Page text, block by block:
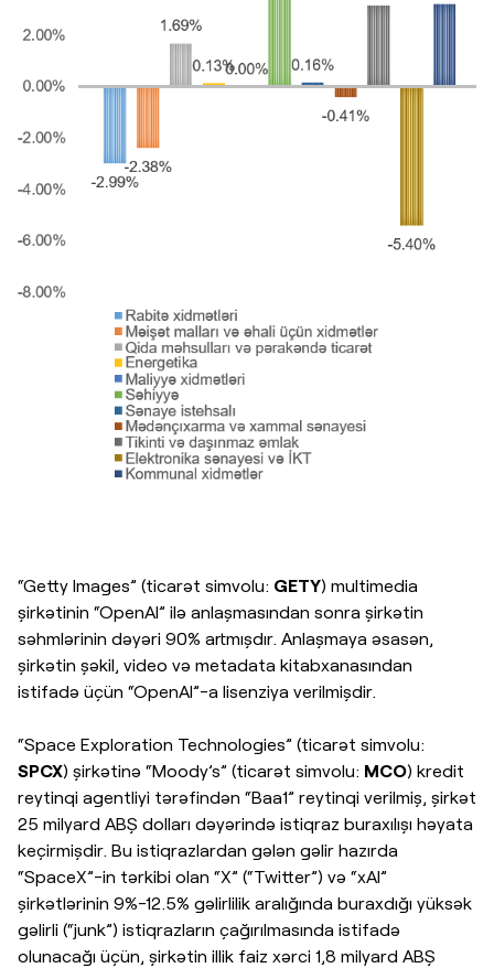
“Getty Images” (ticarət simvolu: GETY) multimedia
şirkətinin “OpenAI” ilə anlaşmasından sonra şirkətin
səhmlərinin dəyəri 90% artmışdır. Anlaşmaya əsasən,
şirkətin şəkil, video və metadata kitabxanasından
istifadə üçün “OpenAI”-a lisenziya verilmişdir.
“Space Exploration Technologies” (ticarət simvolu:
SPCX) şirkətinə “Moody’s” (ticarət simvolu: MCO) kredit
reytinqi agentliyi tərəfindən “Baa1” reytinqi verilmiş, şirkət
25 milyard ABŞ dolları dəyərində istiqraz buraxılışı həyata
keçirmişdir. Bu istiqrazlardan gələn gəlir hazırda
“SpaceX”-in tərkibi olan “X” (“Twitter”) və “xAI”
şirkətlərinin 9%-12.5% gəlirlilik aralığında buraxdığı yüksək
gəlirli (“junk”) istiqrazların çağırılmasında istifadə
olunacağı üçün, şirkətin illik faiz xərci 1,8 milyard ABŞ